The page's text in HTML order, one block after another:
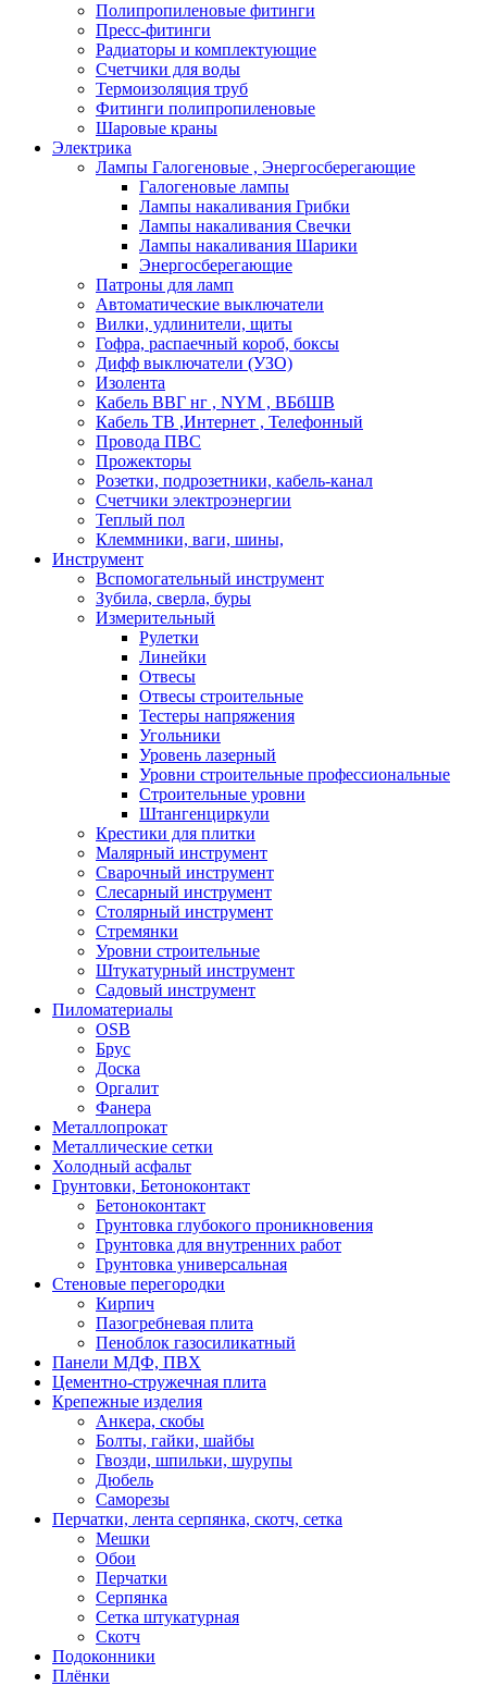
Полипропиленовые фитинги
Пресс-фитинги
Радиаторы и комплектующие
Счетчики для воды
Термоизоляция труб
Фитинги полипропиленовые
Шаровые краны
Электрика
Лампы Галогеновые , Энергосберегающие
Галогеновые лампы
Лампы накаливания Грибки
Лампы накаливания Свечки
Лампы накаливания Шарики
Энергосберегающие
Патроны для ламп
Автоматические выключатели
Вилки, удлинители, щиты
Гофра, распаечный короб, боксы
Дифф выключатели (УЗО)
Изолента
Кабель ВВГ нг , NYM , ВБбШВ
Кабель ТВ ,Интернет , Телефонный
Провода ПВС
Прожекторы
Розетки, подрозетники, кабель-канал
Счетчики электроэнергии
Теплый пол
Клеммники, ваги, шины,
Инструмент
Вспомогательный инструмент
Зубила, сверла, буры
Измерительный
Рулетки
Линейки
Отвесы
Отвесы строительные
Тестеры напряжения
Угольники
Уровень лазерный
Уровни строительные профессиональные
Строительные уровни
Штангенциркули
Крестики для плитки
Малярный инструмент
Сварочный инструмент
Слесарный инструмент
Столярный инструмент
Стремянки
Уровни строительные
Штукатурный инструмент
Садовый инструмент
Пиломатериалы
OSB
Брус
Доска
Оргалит
Фанера
Металлопрокат
Металлические сетки
Холодный асфальт
Грунтовки, Бетоноконтакт
Бетоноконтакт
Грунтовка глубокого проникновения
Грунтовка для внутренних работ
Грунтовка универсальная
Стеновые перегородки
Кирпич
Пазогребневая плита
Пеноблок газосиликатный
Панели МДФ, ПВХ
Цементно-стружечная плита
Крепежные изделия
Анкера, скобы
Болты, гайки, шайбы
Гвозди, шпильки, шурупы
Дюбель
Саморезы
Перчатки, лента серпянка, скотч, сетка
Мешки
Обои
Перчатки
Серпянка
Сетка штукатурная
Скотч
Подоконники
Плёнки